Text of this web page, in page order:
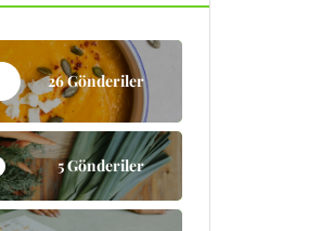
26 Gönderiler
5 Gönderiler